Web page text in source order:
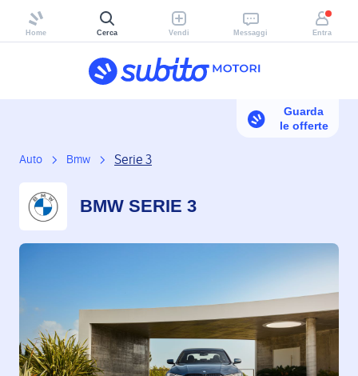
Home Cerca Vendi Messaggi Entra
Auto Bmw Serie 3
BMW SERIE 3
Guarda
le offerte